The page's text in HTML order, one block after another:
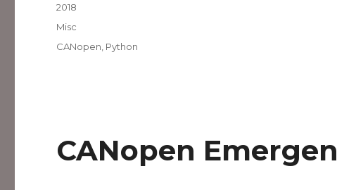
am
2018
Kategorien
Misc
Schlagwörter
CANopen Python
CANopen